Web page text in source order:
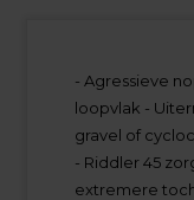
- Agressieve
loopvlak -
gravel of
- Riddler 45
extremere